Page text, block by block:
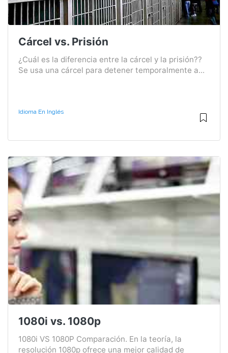
Cárcel vs. Prisión
¿Cuál es la diferencia entre la cárcel y la prisión??
Se usa una cárcel para detener temporalmente a...
Idioma En Inglés
1080i vs. 1080p
1080i VS 1080P Comparación. En la teoría, la
resolución 1080p ofrece una mejor calidad de